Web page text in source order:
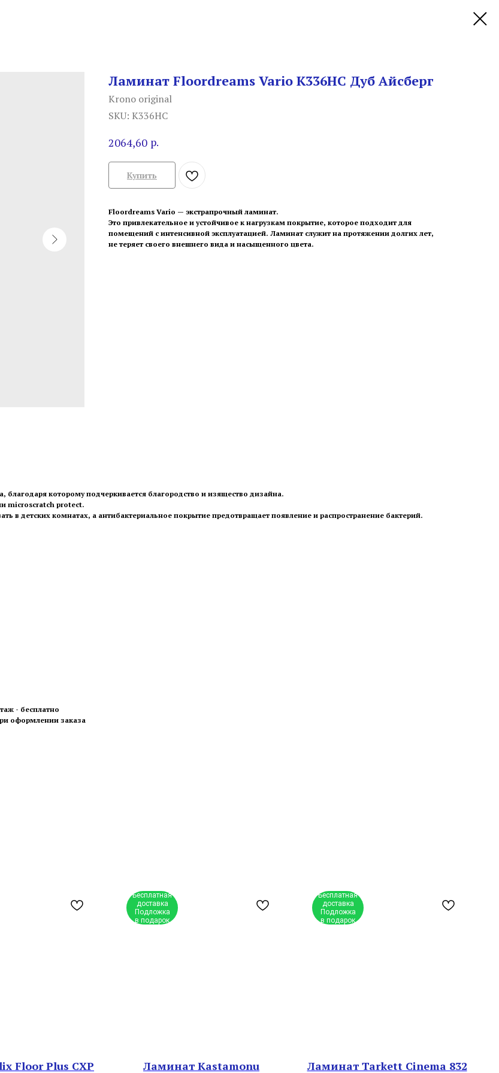
Ламинат Floordreams Vario K336HC Дуб Айсберг
Krono original
SKU: K336HC
2064,60 р.
Купить
Floordreams Vario — экстрапрочный ламинат.
Это привлекательное и устойчивое к нагрузкам покрытие, которое подходит для
помещений с интенсивной эксплуатацией. Ламинат служит на протяжении долгих лет,
не теряет своего внешнего вида и насыщенного цвета.
которому подчеркивается благородство и изящество дизайна.
microscratch protect.
в детских комнатах, а антибактериальное покрытие предотвращает появление и распространение бактерий.
- бесплатно
оформлении заказа
Floor Plus CXP
Бесплатная
доставка
Подложка
в подарок
Ламинат Kastamonu
Бесплатная
доставка
Подложка
в подарок
Ламинат Tarkett Cinema 832